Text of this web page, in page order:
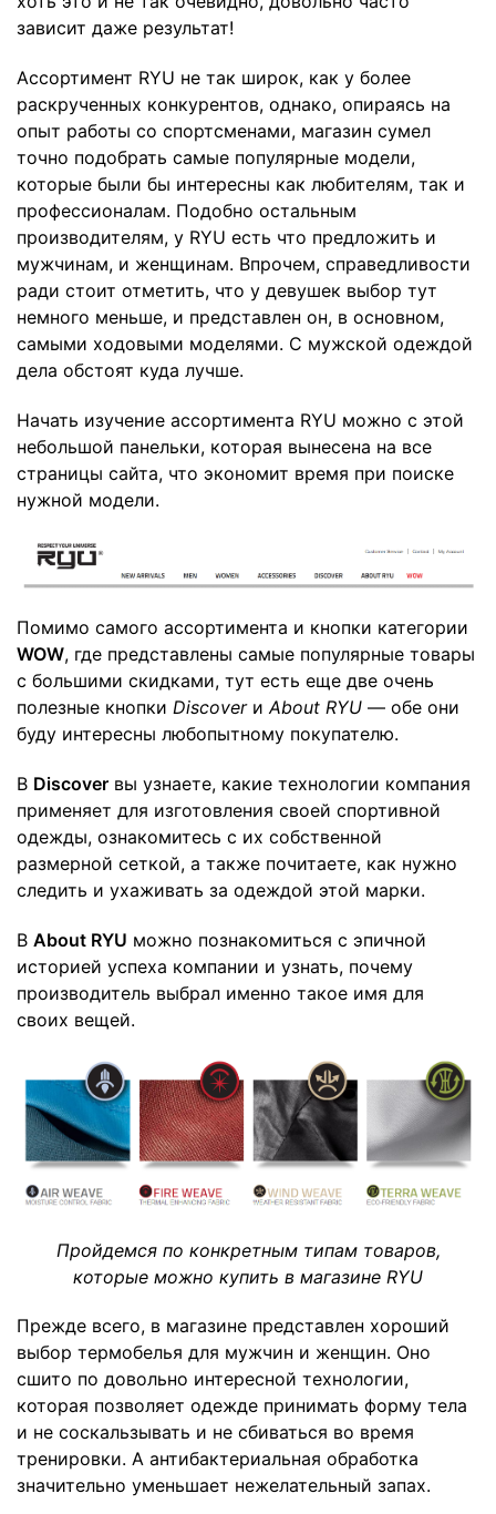
зависит даже результат!
Ассортимент RYU не так широк, как у более
раскрученных конкурентов, однако, опираясь на
опыт работы со спортсменами, магазин сумел
точно подобрать самые популярные модели,
которые были бы интересны как любителям, так и
профессионалам. Подобно остальным
производителям, у RYU есть что предложить и
мужчинам, и женщинам. Впрочем, справедливости
ради стоит отметить, что у девушек выбор тут
немного меньше, и представлен он, в основном,
самыми ходовыми моделями. С мужской одеждой
дела обстоят куда лучше.
Начать изучение ассортимента RYU можно с этой
небольшой панельки, которая вынесена на все
страницы сайта, что экономит время при поиске
нужной модели.
Помимо самого ассортимента и кнопки категории
WOW, где представлены самые популярные товары
с большими скидками, тут есть еще две очень
полезные кнопки DiscoverиAbout RYU — обе они
буду интересны любопытному покупателю.
В Discover вы узнаете, какие технологии компания
применяет для изготовления своей спортивной
одежды, ознакомитесь с их собственной
размерной сеткой, а также почитаете, как нужно
следить и ухаживать за одеждой этой марки.
В About RYU можно познакомиться с эпичной
историей успеха компании и узнать, почему
производитель выбрал именно такое имя для
своих вещей.
Пройдемся по конкретным типам товаров,
которые можно купить в магазине RYU
Прежде всего, в магазине представлен хороший
выбор термобелья для мужчин и женщин. Оно
сшито по довольно интересной технологии,
которая позволяет одежде принимать форму тела
и не соскальзывать и не сбиваться во время
тренировки. А антибактериальная обработка
значительно уменьшает нежелательный запах.